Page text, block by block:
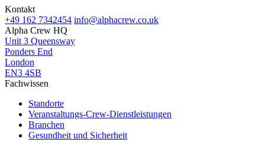
Kontakt
+49 162 7342454 info@alphacrew.co.uk
Alpha Crew HQ
Unit 3 Queensway
Ponders End
London
EN3 4SB
Fachwissen
Standorte
Veranstaltungs-Crew-Dienstleistungen
Branchen
Gesundheit und Sicherheit